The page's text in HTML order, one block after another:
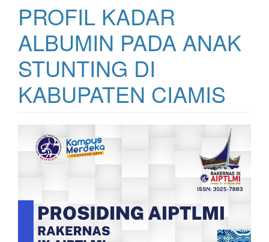
PROFIL KADAR
ALBUMIN PADA ANAK
STUNTING DI
KABUPATEN CIAMIS
Bilah
Samping